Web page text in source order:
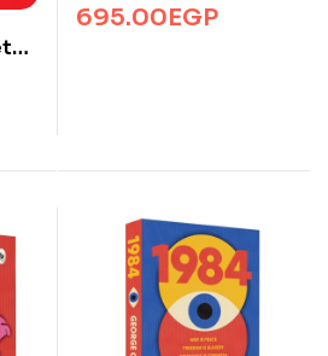
695.00EGP